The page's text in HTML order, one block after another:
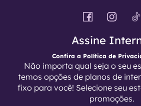
Assine
Confira a Política de
Não importa qual seja o seu
temos opções de planos de
fixo para você! Selecione seu
promoções.